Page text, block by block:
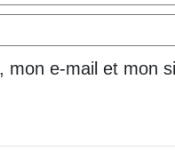
mon e-mail et mon